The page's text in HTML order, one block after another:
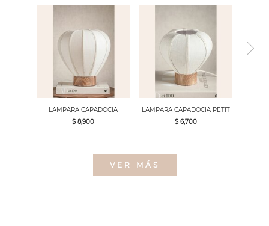
LAMPARA CAPADOCIA
$ 8,900
LAMPARA CAPADOCIA PETIT
$ 6,700
VER MÁS